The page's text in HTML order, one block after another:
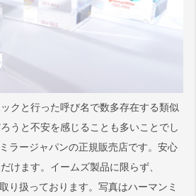
クと行った呼び名で数多存在する類似
うと不安を感じることも多いことでし
ラージャパンの正規販売店です。安心
けます。イームズ製品に限らず、
り扱っております。写真はハーマンミ